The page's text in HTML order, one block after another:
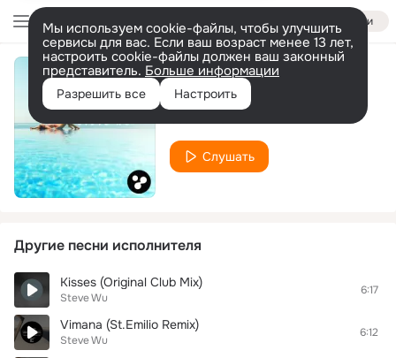
Войти
Мы используем cookie-файлы, чтобы улучшить
сервисы для вас. Если ваш возраст менее 13 лет,
настроить cookie-файлы должен ваш законный
представитель. Больше информации
Разрешить все Настроить
Day & Night
Слушать
Другие песни исполнителя
Kisses (Original Club Mix)
Steve Wu
6:17
Vimana (St.Emilio Remix)
Steve Wu
6:12